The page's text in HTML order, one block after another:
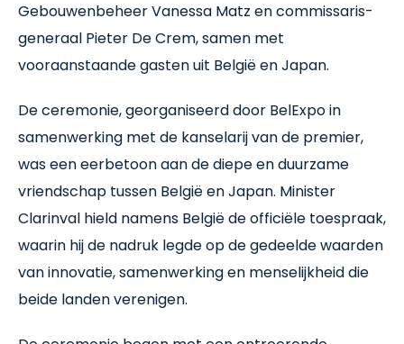
Gebouwenbeheer Vanessa Matz en commissaris-
generaal Pieter De Crem, samen met
vooraanstaande gasten uit België en Japan.
De ceremonie, georganiseerd door BelExpo in
samenwerking met de kanselarij van de premier,
was een eerbetoon aan de diepe en duurzame
vriendschap tussen België en Japan. Minister
Clarinval hield namens België de officiële toespraak,
waarin hij de nadruk legde op de gedeelde waarden
van innovatie, samenwerking en menselijkheid die
beide landen verenigen.